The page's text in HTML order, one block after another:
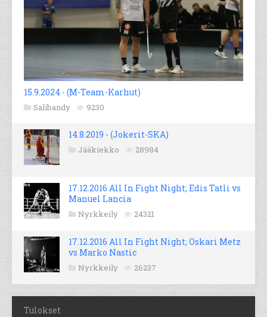
15.9.2024 - (M-Team-Karhut)
Salibandy 9230
14.8.2019 - (Jokerit-SKA)
Jääkiekko 28984
17.12.2016 All In Fight Night; Edis Tatli vs
Manuel Lancia
Nyrkkeily 24321
17.12.2016 All In Fight Night; Oskari Metz
vs Marko Nastic
Nyrkkeily 26237
Tulokset